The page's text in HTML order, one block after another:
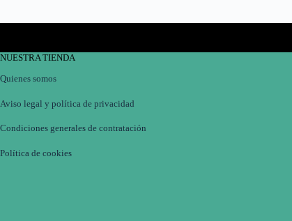
NUESTRA TIENDA
Quienes somos
Aviso legal y política de privacidad
Condiciones generales de contratación
Política de cookies